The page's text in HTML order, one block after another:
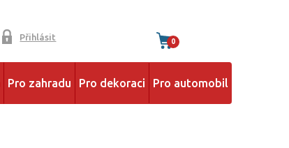
Přihlásit 0
Pro zahradu Pro dekoraci Pro automobil